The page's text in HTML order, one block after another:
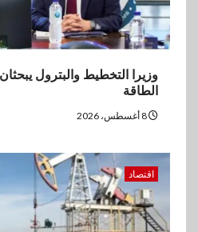
وزيرا التخطيط والبترول
الطاقة
اقتصاد